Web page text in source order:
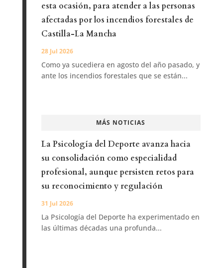
esta ocasión, para atender a las personas
afectadas por los incendios forestales de
Castilla-La Mancha
28 Jul 2026
Como ya sucediera en agosto del año pasado, y
ante los incendios forestales que se están...
MÁS NOTICIAS
La Psicología del Deporte avanza hacia
su consolidación como especialidad
profesional, aunque persisten retos para
su reconocimiento y regulación
31 Jul 2026
La Psicología del Deporte ha experimentado en
las últimas décadas una profunda...